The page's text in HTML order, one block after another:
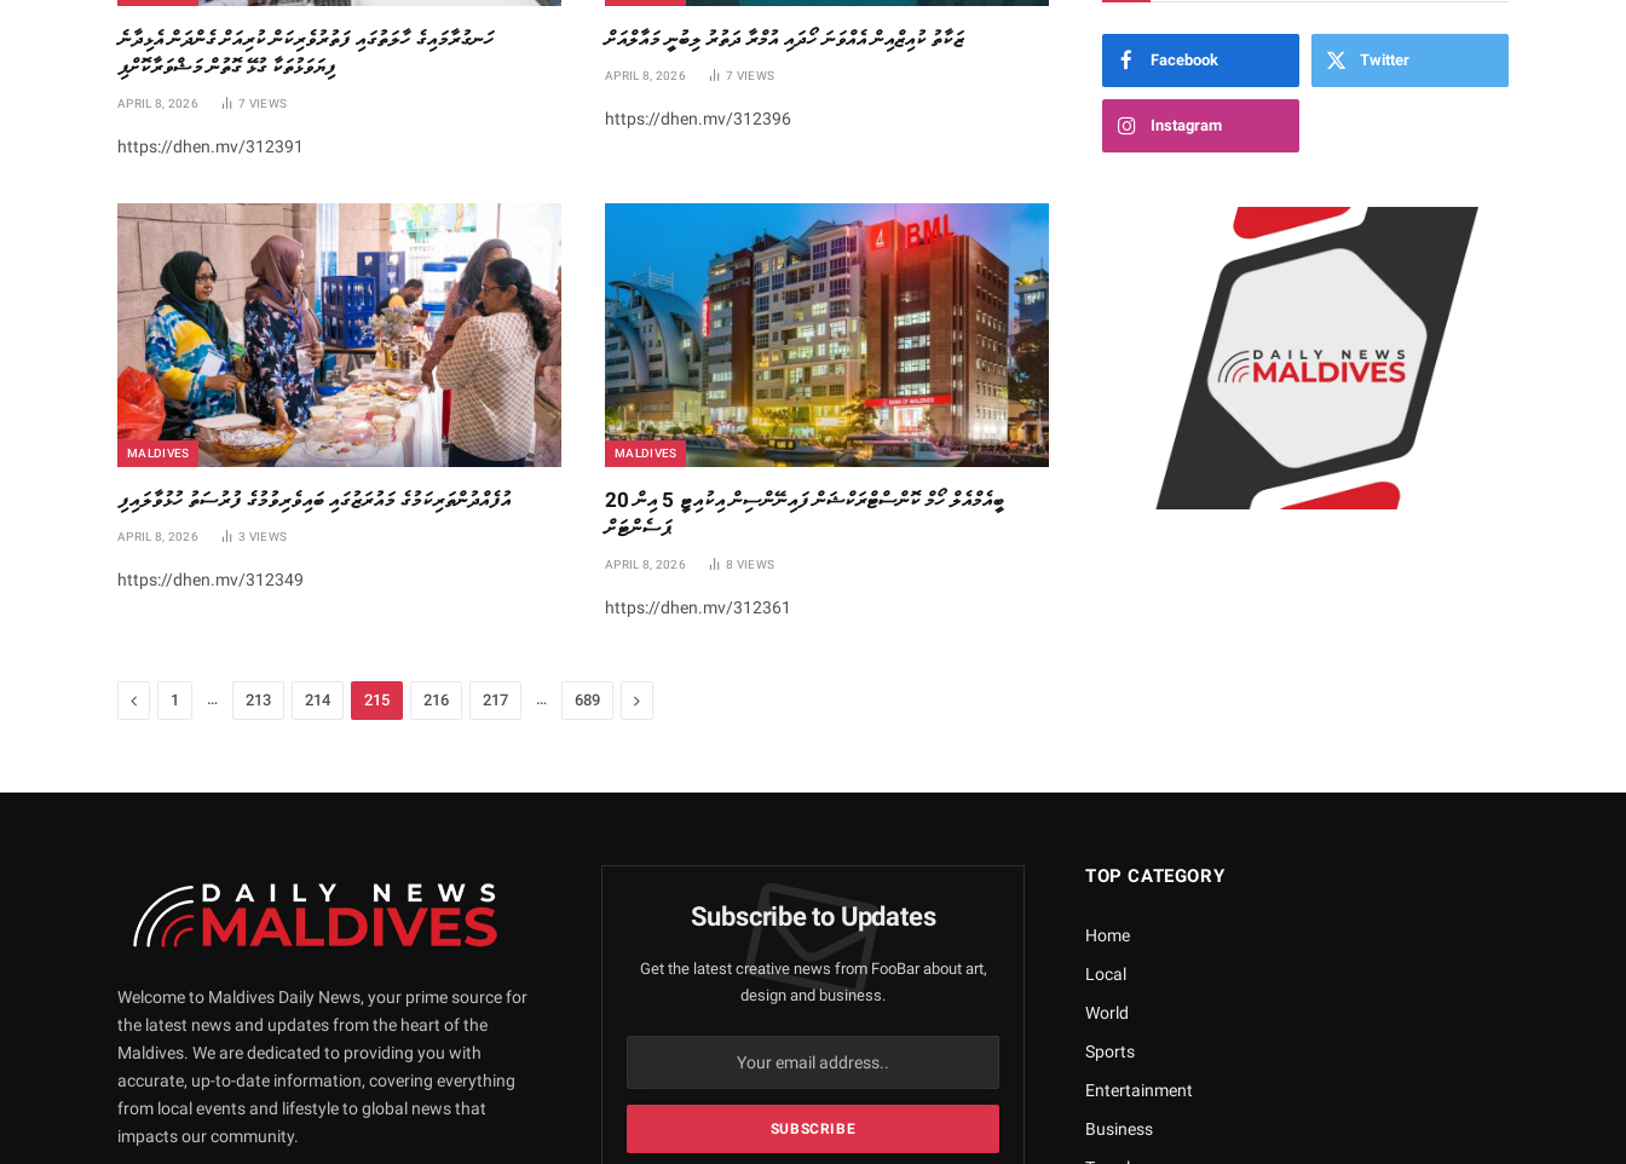
ހަނގުރާމައިގެ ހާލަތުގައި ފަތުރުވެރިކަން ކުރިއަށް ގެންދަން އެޅިދާނެ
ފިޔަވަޅުތަކާ ގުޅޭ ގޮތުން މަޝްވަރާކޮށްފި
APRIL 8, 2026 7 VIEWS
https://dhen.mv/312391
ޒަކާތު ކުއިޒްއިން އެއްވަނަ ހޯދައި އުމްރާ ދަތުރު ލިބުނީ މައާލްއަށް
APRIL 8, 2026 7 VIEWS
https://dhen.mv/312396
MALDIVES
އުފެއްދުންތަރިކަމުގެ މައުރަޒުގައި ބައިވެރިވުމުގެ ފުރުސަތު ހުޅުވާލައިފި
APRIL 8, 2026 3 VIEWS
https://dhen.mv/312349
MALDIVES
ބީއެމްއެލް ހޯމް ކޮންސްޓްރަކްޝަން ފައިނޭންސިން އިކުއިޓީ 5 އިން 20
ޕަސެންޓަށް
APRIL 8, 2026 8 VIEWS
https://dhen.mv/312361
Previous
1 … 213 214 215 216 217 … 689 Next
Facebook Twitter
Instagram
Welcome to Maldives Daily News, your prime source for
the latest news and updates from the heart of the
Maldives. We are dedicated to providing you with
accurate, up-to-date information, covering everything
from local events and lifestyle to global news that
impacts our community.
Subscribe to Updates
Get the latest creative news from FooBar about art,
design and business.
TOP CATEGORY
Home
Local
World
Sports
Entertainment
Business